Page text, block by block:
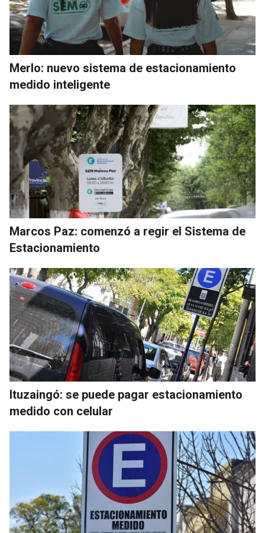
Merlo: nuevo sistema de estacionamiento
medido inteligente
Marcos Paz: comenzó a regir el Sistema de
Estacionamiento
Ituzaingó: se puede pagar estacionamiento
medido con celular